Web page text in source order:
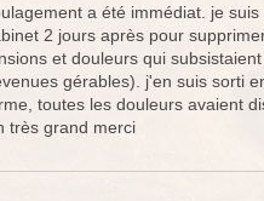
a été immédiat. je suis
2 jours après pour
et douleurs qui
gérables). j'en suis sorti
toutes les douleurs avaient
très grand merci